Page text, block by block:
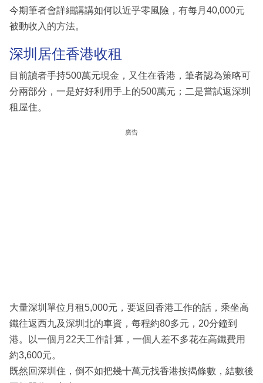
今期筆者會詳細講講如何以近乎零風險，有每月40,000元
被動收入的方法。
深圳居住香港收租
目前讀者手持500萬元現金，又住在香港，筆者認為策略可
分兩部分，一是好好利用手上的500萬元；二是嘗試返深圳
租屋住。
廣告
大量深圳單位月租5,000元，要返回香港工作的話，乘坐高
鐵往返西九及深圳北的車資，每程約80多元，20分鐘到
港。以一個月22天工作計算，一個人差不多花在高鐵費用
約3,600元。
既然回深圳住，倒不如把幾十萬元找香港按揭條數，結數後